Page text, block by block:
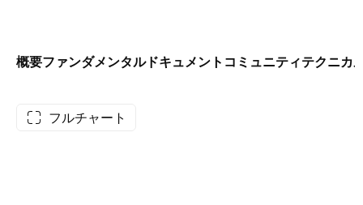
概要ファンダメンタルドキュメント コミュニティテクニカ
フルチャート